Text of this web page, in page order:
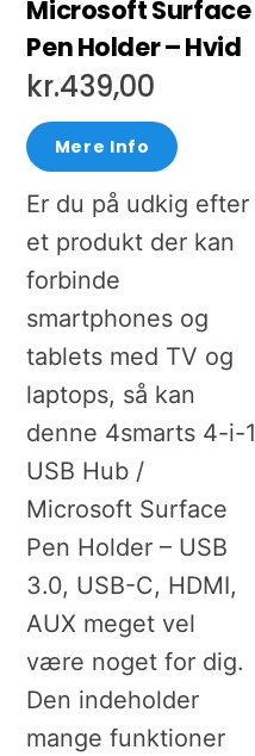
Microsoft Surface
Pen Holder – Hvid
kr.439,00
Mere Info
Er du på udkig efter
et produkt der kan
forbinde
smartphones og
tablets med TV og
laptops, så kan
denne 4smarts 4-i-1
USB Hub /
Microsoft Surface
Pen Holder – USB
3.0, USB-C, HDMI,
AUX meget vel
være noget for dig.
Den indeholder
mange funktioner